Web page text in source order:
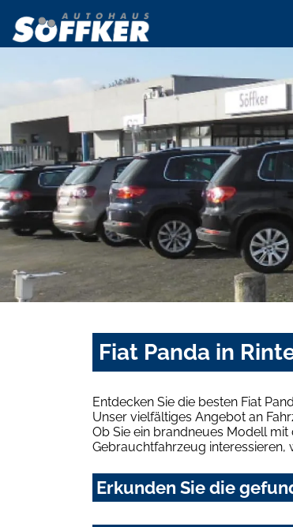
Fiat Panda in
Entdecken Sie die besten Fiat
Unser vielfältiges Angebot an
Ob Sie ein brandneues Modell
Gebrauchtfahrzeug interessieren,
Erkunden Sie die